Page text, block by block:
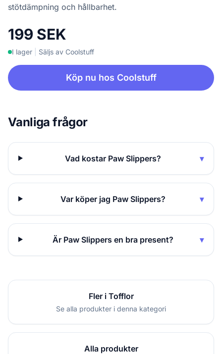
stötdämpning och hållbarhet.
199 SEK
I lager Säljs av Coolstuff
Köp nu hos Coolstuff
Vanliga frågor
Vad kostar Paw Slippers? ▾
Var köper jag Paw Slippers? ▾
Är Paw Slippers en bra present? ▾
Fler i Tofflor
Se alla produkter i denna kategori
Alla produkter